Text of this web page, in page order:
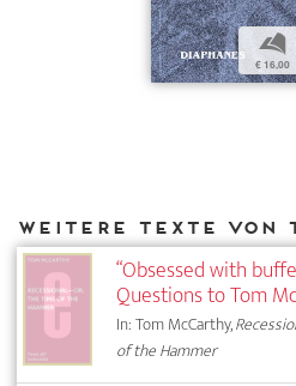
b
€ 16,00
“Obsessed with
Questions to Tom
In: Tom McCarthy,
of the Hammer